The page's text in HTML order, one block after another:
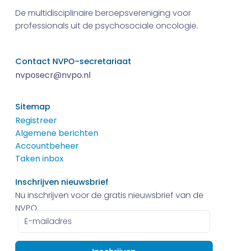
De multidisciplinaire beroepsvereniging voor
professionals uit de psychosociale oncologie.
Contact NVPO-secretariaat
nvposecr@nvpo.nl
Sitemap
Registreer
Algemene berichten
Accountbeheer
Taken inbox
Inschrijven nieuwsbrief
Nu inschrijven voor de gratis nieuwsbrief van de
NVPO.
E-
mailadres